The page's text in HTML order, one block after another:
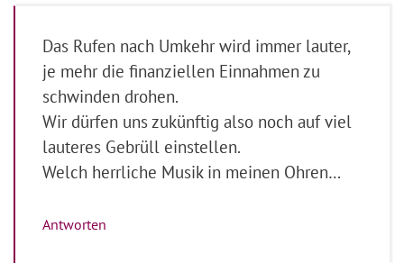
Das Rufen nach Umkehr wird immer lauter,
je mehr die finanziellen Einnahmen zu
schwinden drohen.
Wir dürfen uns zukünftig also noch auf viel
lauteres Gebrüll einstellen.
Welch herrliche Musik in meinen Ohren…
Antworten